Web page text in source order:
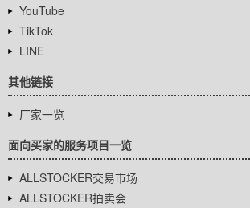
YouTube
TikTok
LINE
其他链接
厂家一览
面向买家的服务项目一览
ALLSTOCKER交易市场
ALLSTOCKER拍卖会